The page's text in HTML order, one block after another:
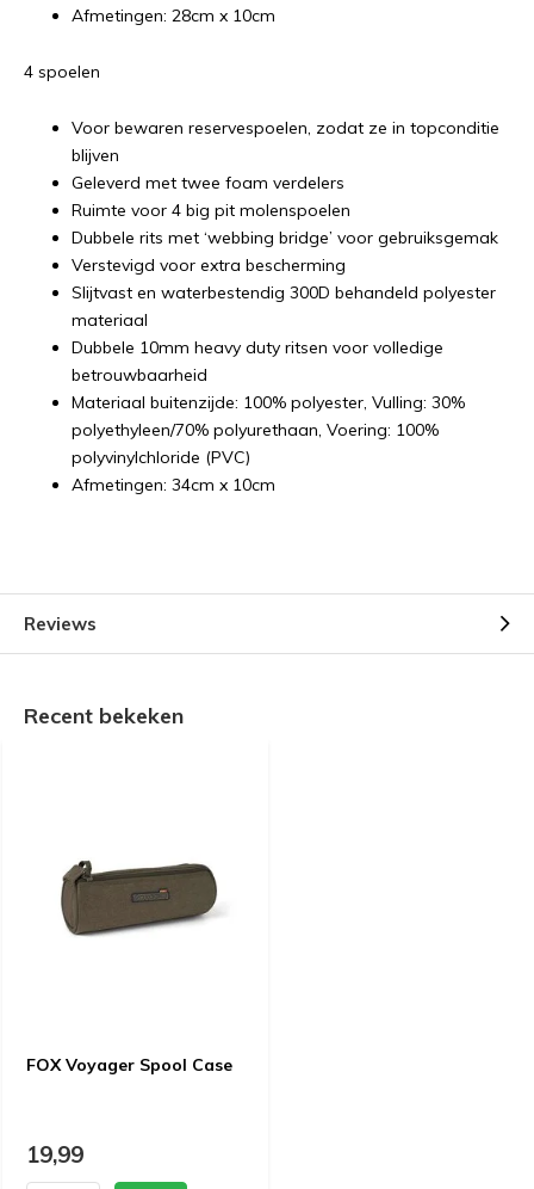
Afmetingen: 28cm x 10cm
4 spoelen
Voor bewaren reservespoelen, zodat ze in topconditie
blijven
Geleverd met twee foam verdelers
Ruimte voor 4 big pit molenspoelen
Dubbele rits met ‘webbing bridge’ voor gebruiksgemak
Verstevigd voor extra bescherming
Slijtvast en waterbestendig 300D behandeld polyester
materiaal
Dubbele 10mm heavy duty ritsen voor volledige
betrouwbaarheid
Materiaal buitenzijde: 100% polyester, Vulling: 30%
polyethyleen/70% polyurethaan, Voering: 100%
polyvinylchloride (PVC)
Afmetingen: 34cm x 10cm
Reviews
Recent bekeken
FOX Voyager Spool Case
19,99